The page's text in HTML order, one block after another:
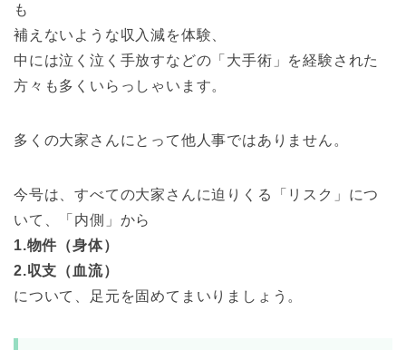
も
補えないような収入減を体験、
中には泣く泣く手放すなどの「大手術」を経験された
方々も多くいらっしゃいます。
多くの大家さんにとって他人事ではありません。
今号は、すべての大家さんに迫りくる「リスク」につ
いて、「内側」から
1.物件（身体）
2.収支（血流）
について、足元を固めてまいりましょう。